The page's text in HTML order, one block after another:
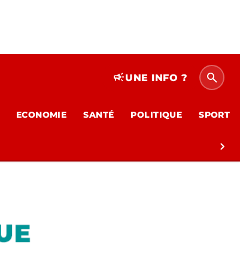
campaignUNE INFO ? search
ECONOMIE SANTÉ POLITIQUE SPORT
chevron_right